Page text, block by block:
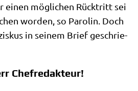
einen mög­li­chen Rück­tritt sei
wor­den, so Paro­lin. Doch
in sei­nem Brief geschrie­
Chefredakteur!